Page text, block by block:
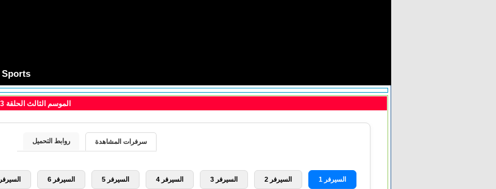
Sports
> مسلسل The Vampire Diaries الموسم الثالث الحلقة 3 الثالثة مترجم
سرفرات المشاهدة روابط التحميل
السيرفر 1 السيرفر 2 السيرفر 3 السيرفر 4 السيرفر 5 السيرفر 6 السيرفر 7